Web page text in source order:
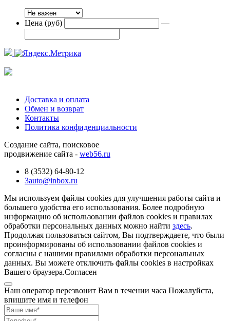
Цена (руб) —
Доставка и оплата
Обмен и возврат
Контакты
Политика конфиденциальности
Создание сайта, поисковое
продвижение сайта - web56.ru
8 (3532) 64-80-12
3auto@inbox.ru
Мы используем файлы cookies для улучшения работы сайта и
большего удобства его использования. Более подробную
информацию об использовании файлов cookies и правилах
обработки персональных данных можно найти здесь.
Продолжая пользоваться сайтом, Вы подтверждаете, что были
проинформированы об использовании файлов cookies и
согласны с нашими правилами обработки персональных
данных. Вы можете отключить файлы cookies в настройках
Вашего браузера.Согласен
Наш оператор перезвонит Вам в течении часа Пожалуйста,
впишите имя и телефон